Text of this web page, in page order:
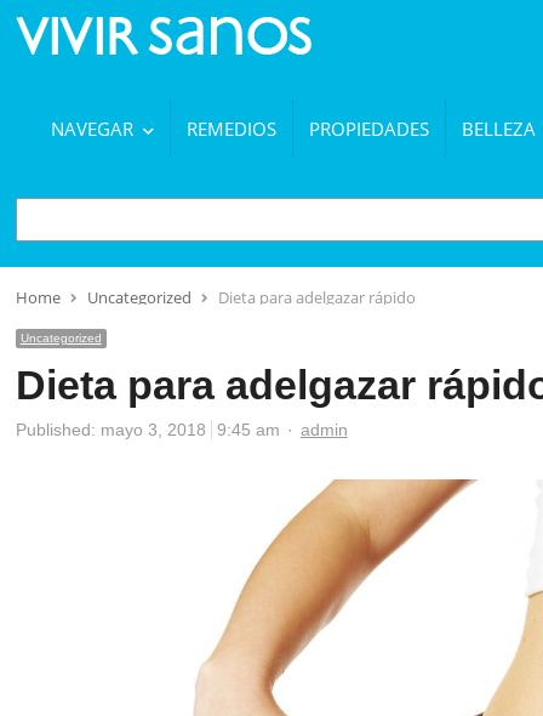
NAVEGAR REMEDIOS PROPIEDADES BELLEZA
BUSCAR
Home Uncategorized Dieta para adelgazar rápido
Uncategorized
Dieta para adelgazar
Published: mayo 3, 2018 9:45 am Author
admin